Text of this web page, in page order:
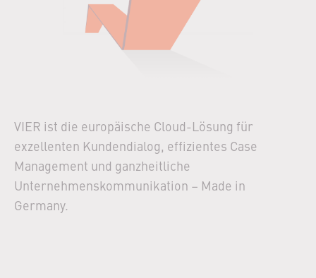
VIER ist die europäische Cloud-Lösung für
exzellenten Kundendialog, effizientes Case
Management und ganzheitliche
Unternehmenskommunikation – Made in
Germany.